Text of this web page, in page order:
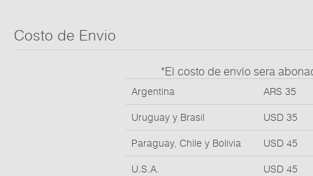
Costo de Envio
*El costo de envío sera
Argentina ARS 35
Uruguay y Brasil USD 35
Paraguay, Chile y Bolivia USD 45
U.S.A. USD 45